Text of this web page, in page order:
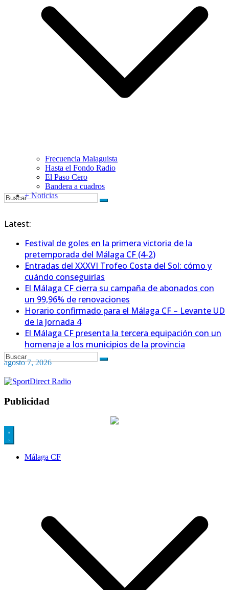
Frecuencia Malaguista
Hasta el Fondo Radio
El Paso Cero
Bandera a cuadros
+ Noticias
Latest:
Festival de goles en la primera victoria de la
pretemporada del Málaga CF (4-2)
Entradas del XXXVI Trofeo Costa del Sol: cómo y
cuándo conseguirlas
El Málaga CF cierra su campaña de abonados con
un 99,96% de renovaciones
Horario confirmado para el Málaga CF – Levante UD
de la Jornada 4
El Málaga CF presenta la tercera equipación con un
homenaje a los municipios de la provincia
agosto 7, 2026
Publicidad
Málaga CF